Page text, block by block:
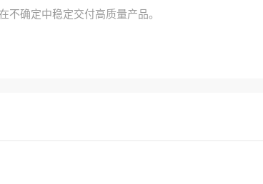
不确定中稳定交付高质量产品。